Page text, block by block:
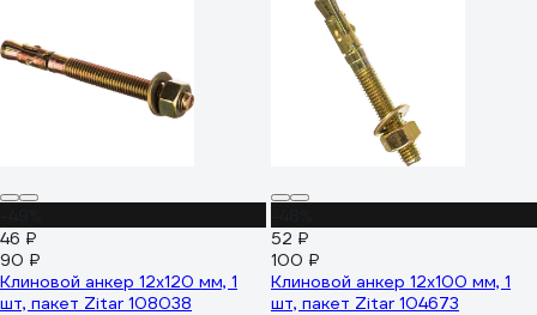
46 ₽
90 ₽
Клиновой анкер 12x120 мм, 1
шт, пакет Zitar 108038
52 ₽
100 ₽
Клиновой анкер 12x100 мм, 1
шт, пакет Zitar 104673